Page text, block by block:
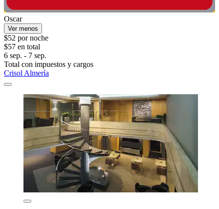
Oscar
Ver menos
$52 por noche
$57 en total
6 sep. - 7 sep.
Total con impuestos y cargos
Crisol Almería